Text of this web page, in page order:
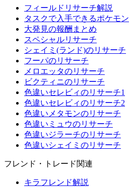
フィールドリサーチ解説
タスクで入手できるポケモン
大発見の報酬まとめ
スペシャルリサーチ
シェイミ(ランド)のリサーチ
フーパのリサーチ
メロエッタのリサーチ
ビクティニのリサーチ
色違いセレビィのリサーチ1
色違いセレビィのリサーチ2
色違いメタモンのリサーチ
色違いミュウのリサーチ
色違いジラーチのリサーチ
色違いシェイミのリサーチ
フレンド・トレード関連
キラフレンド解説